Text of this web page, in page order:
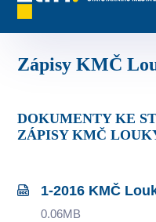
vyřídit
Zápisy KMČ
DOKUMENTY KE STAŽENÍ ZE SLOŽKY
ZÁPISY KMČ
1-2016 KMČ
0.06MB